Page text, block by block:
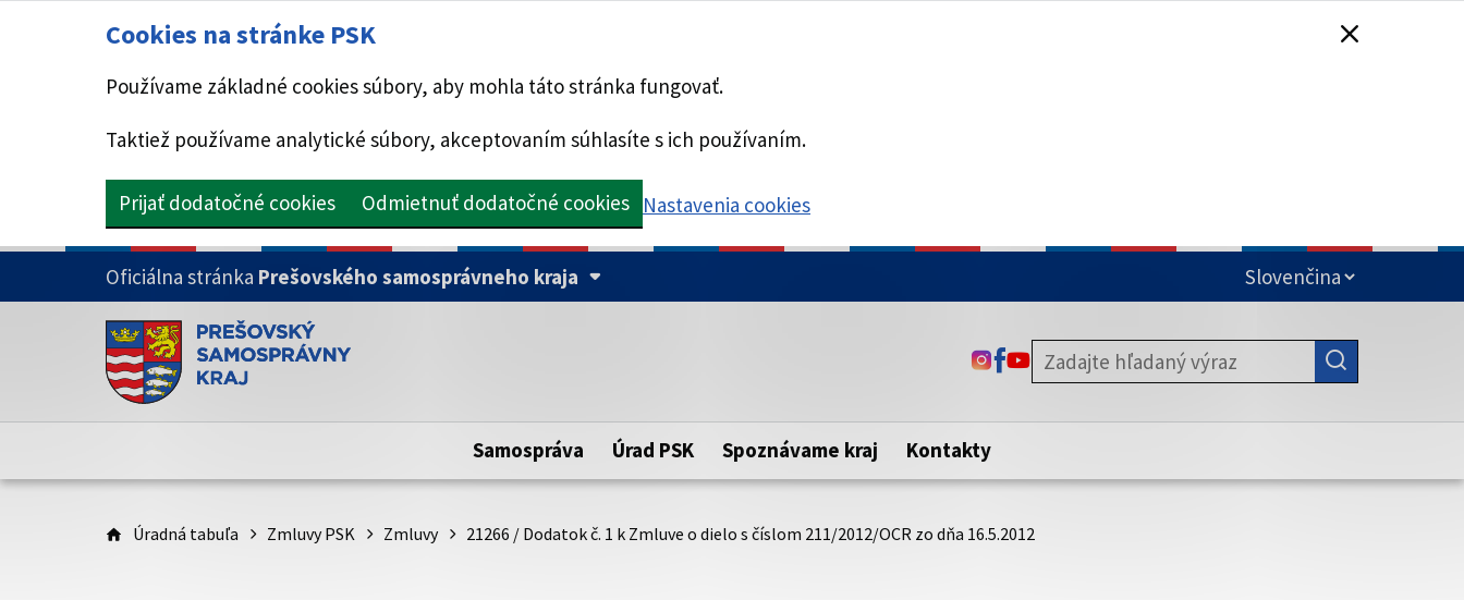
Cookies na stránke PSK
Používame základné cookies súbory, aby mohla táto stránka fungovať.
Taktiež používame analytické súbory, akceptovaním súhlasíte s ich používaním.
Prijať dodatočné cookies Odmietnuť dodatočné cookies Nastavenia cookies
PRESKOČIŤ NA HLAVNÝ OBSAH
Oficiálna stránka Prešovského samosprávneho kraja
Doména psk.sk je oficiálna
Toto je oficiálna webová stránka Prešovského samosprávneho kraja.
Táto stránka je zabezpečená
zabezpečenú webovú stránku. Zabezpečená stránka vždy začína
https:// pred názvom domény webového sídla.
ODKAZ SA OTVORÍ NA NOVEJ KARTE
ODKAZ SA OTVORÍ NA NOVEJ KARTE
ODKAZ SA OTVORÍ NA NOVEJ KARTE
Samospráva Úrad PSK Spoznávame kraj Kontakty
Úradná tabuľa Zmluvy PSK Zmluvy 21266 / Dodatok č. 1 k Zmluve o dielo s číslom 211/2012/OCR zo dňa 16.5.2012